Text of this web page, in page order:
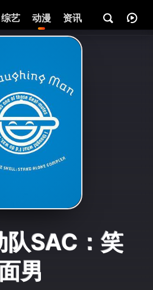
综艺 动漫 资讯
队SAC：笑
男